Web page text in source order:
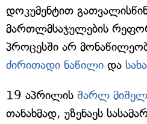
დოკუმენტით
მართლმსაჯულების
პროცესში არ
ძირითადი ნაწილი და
19 აპრილის შარლ
თანახმად, უზენაეს